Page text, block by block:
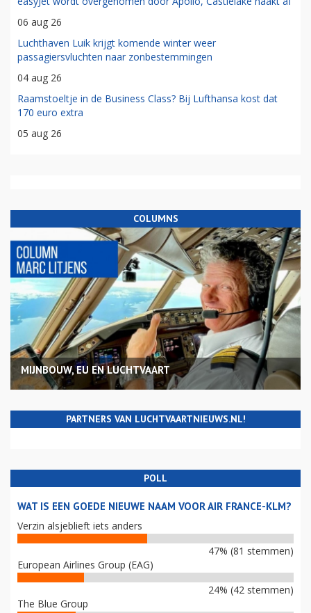
06 aug 26
Luchthaven Luik krijgt komende winter weer
passagiersvluchten naar zonbestemmingen
04 aug 26
Raamstoeltje in de Business Class? Bij Lufthansa kost dat
170 euro extra
05 aug 26
COLUMNS
MIJNBOUW, EU EN LUCHTVAART
PARTNERS VAN LUCHTVAARTNIEUWS.NL!
POLL
WAT IS EEN GOEDE NIEUWE NAAM VOOR AIR FRANCE-KLM?
Verzin alsjeblieft iets anders
47% (81 stemmen)
European Airlines Group (EAG)
24% (42 stemmen)
The Blue Group